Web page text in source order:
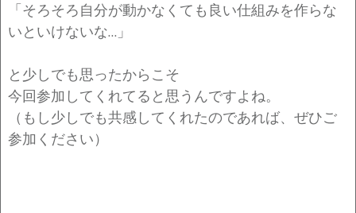
「そろそろ自分が動かなくても良い仕組みを作らな
いといけないな…」
と少しでも思ったからこそ
今回参加してくれてると思うんですよね。
（もし少しでも共感してくれたのであれば、ぜひご
参加ください）